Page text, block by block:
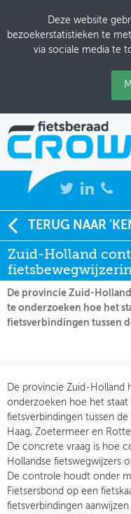
Deze website
bezoekerstatistieken te
via sociale media te
NIEUWS
BIJEENKOMSTEN
KENNISBANK
ADRESSENBOEK
MIJN PROFIEL
GEBRUIKER
TERUG NAAR
Zuid-Holland
Soort:
Nieuws
Datum:
08-02-
De provincie Zuid-
te onderzoeken hoe het
fietsverbindingen tussen
De provincie Zuid-Holland
onderzoeken hoe het
fietsverbindingen tussen
Haag, Zoetermeer en
De concrete vraag is hoe
Hollandse fietswegwijzers
De controle houdt onder
Fietsersbond op een
fietsverbindingen